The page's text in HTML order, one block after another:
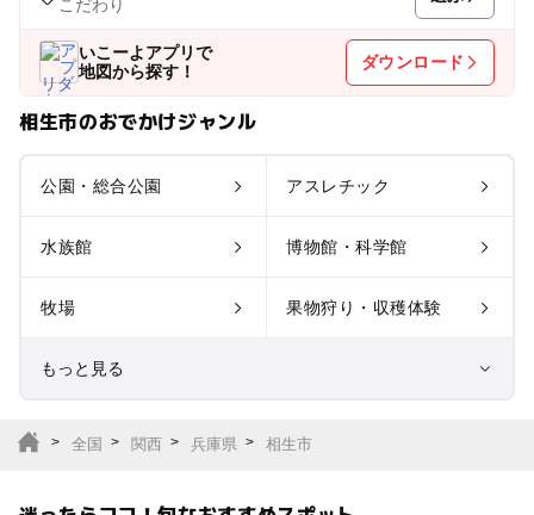
こだわり
いこーよアプリで
地図から探す！
ダウンロード
相生市のおでかけジャンル
公園・総合公園 アスレチック
水族館 博物館・科学館
牧場 果物狩り・収穫体験
もっと見る
全国 関西 兵庫県 相生市